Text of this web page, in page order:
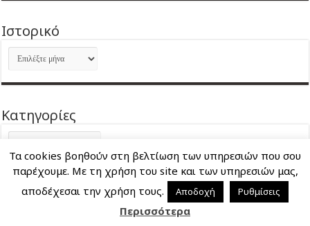
Ιστορικό
Ιστορικό
Kατηγορίες
Kατηγορίες
Τα cookies βοηθούν στη βελτίωση των υπηρεσιών που σου
παρέχουμε. Με τη χρήση του site και των υπηρεσιών μας,
αποδέχεσαι την χρήση τους.
Αποδοχή Ρυθμίσεις
Περισσότερα